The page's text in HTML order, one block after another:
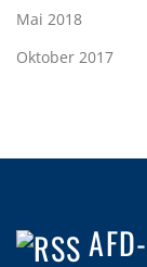
Mai 2018
Oktober 2017